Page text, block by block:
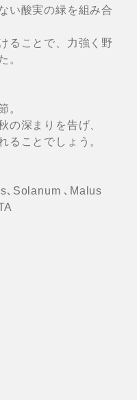
い酸実の緑を組み合
ることで、力強く野
。
。
の深まりを告げ、
ることでしょう。
､Solanum ､Malus